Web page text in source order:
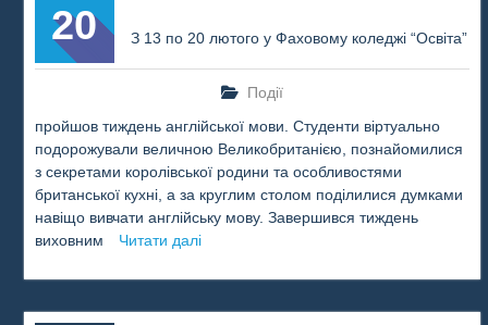
20
Події
З 13 по 20 лютого у Фаховому коледжі “Освіта”
пройшов тиждень англійської мови. Студенти віртуально
подорожували величною Великобританією, познайомилися
з секретами королівської родини та особливостями
британської кухні, а за круглим столом поділилися думками
навіщо вивчати англійську мову. Завершився тиждень
виховним
Читати далі